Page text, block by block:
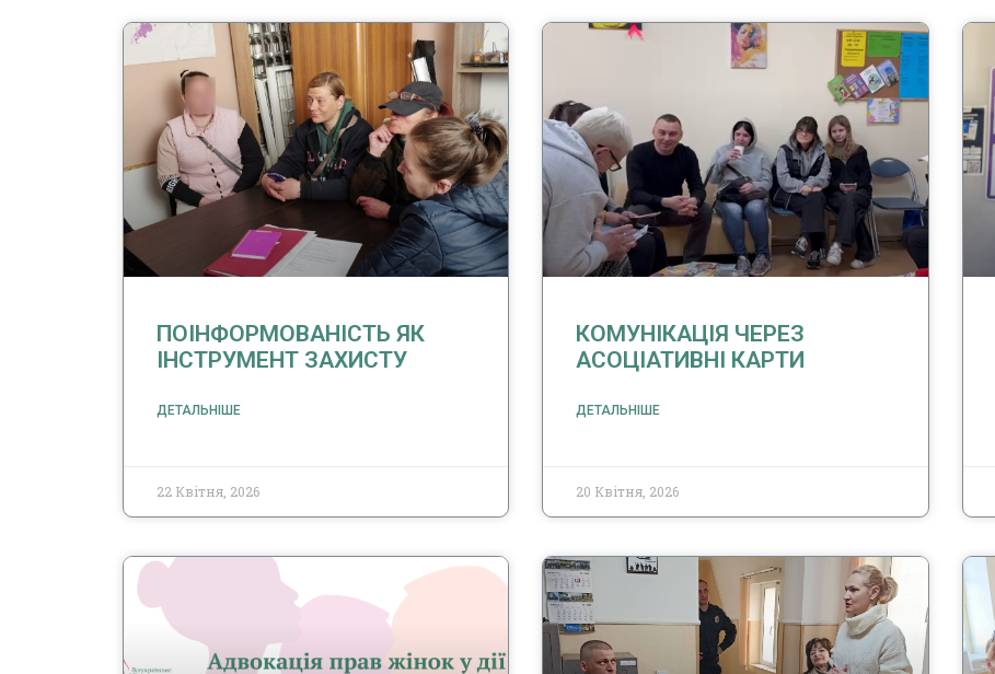
ПОІНФОРМОВАНІСТЬ ЯК
ІНСТРУМЕНТ ЗАХИСТУ
ДЕТАЛЬНІШЕ
22 Квітня, 2026
КОМУНІКАЦІЯ ЧЕРЕЗ
АСОЦІАТИВНІ КАРТИ
ДЕТАЛЬНІШЕ
20 Квітня, 2026